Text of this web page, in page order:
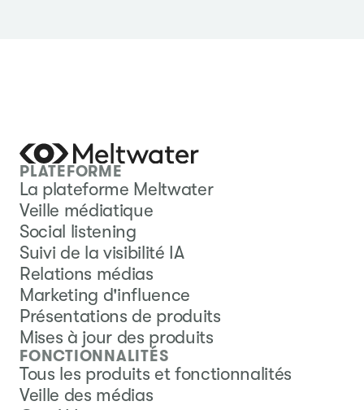
PLATEFORME
La plateforme Meltwater
Veille médiatique
Social listening
Suivi de la visibilité IA
Relations médias
Marketing d'influence
Présentations de produits
Mises à jour des produits
FONCTIONNALITÉS
Tous les produits et fonctionnalités
Veille des médias